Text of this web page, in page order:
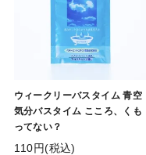
ウィークリーバスタイム 青空
気分バスタイム こころ、くも
ってない？
110円(税込)